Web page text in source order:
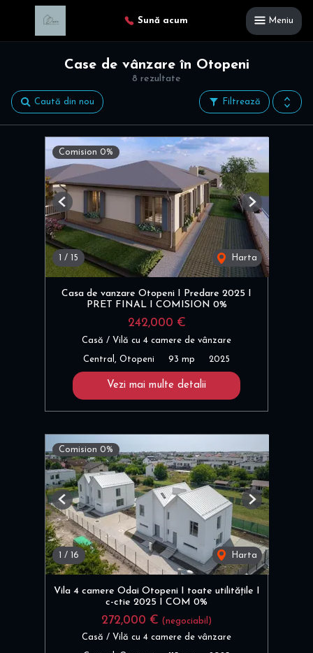
Sună acum Meniu
8 rezultate
Case de vânzare în Otopeni
Filtrează
Caută din nou
Comision 0%
1 / 15 Harta
Previous Next
Casa de vanzare Otopeni I Predare 2025 I
PRET FINAL I COMISION 0%
242,000 €
Casă / Vilă cu 4 camere de vânzare
Central, Otopeni 93 mp 2025
Vezi mai multe detalii
Comision 0%
1 / 16 Harta
Previous Next
Vila 4 camere Odai Otopeni I toate utilitățile I
c-ctie 2025 I COM 0%
272,000 € (negociabil)
Casă / Vilă cu 4 camere de vânzare